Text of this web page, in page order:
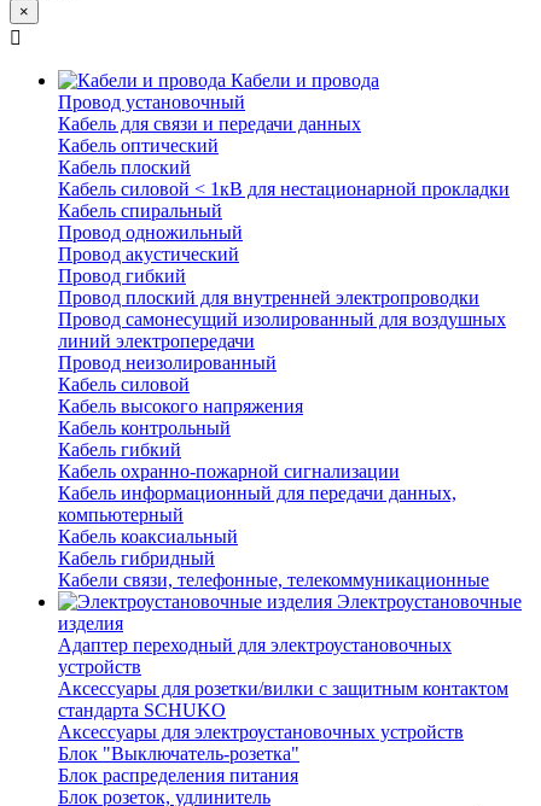
×
Кабели и провода
Провод установочный
Кабель для связи и передачи данных
Кабель оптический
Кабель плоский
Кабель силовой < 1кВ для нестационарной прокладки
Кабель спиральный
Провод одножильный
Провод акустический
Провод гибкий
Провод плоский для внутренней электропроводки
Провод самонесущий изолированный для воздушных
линий электропередачи
Провод неизолированный
Кабель силовой
Кабель высокого напряжения
Кабель контрольный
Кабель гибкий
Кабель охранно-пожарной сигнализации
Кабель информационный для передачи данных,
компьютерный
Кабель коаксиальный
Кабель гибридный
Кабели связи, телефонные, телекоммуникационные
Электроустановочные
изделия
Адаптер переходный для электроустановочных
устройств
Аксессуары для розетки/вилки с защитным контактом
стандарта SCHUKO
Аксессуары для электроустановочных устройств
Блок "Выключатель-розетка"
Блок распределения питания
Блок розеток, удлинитель